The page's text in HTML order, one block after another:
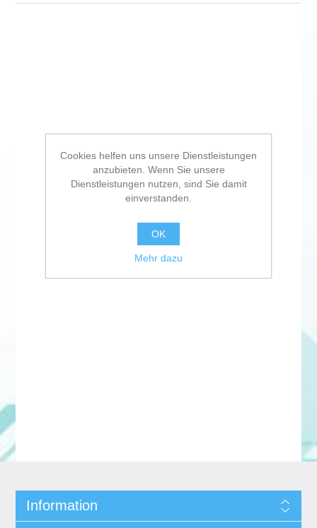
Information
Cookies helfen uns unsere Dienstleistungen
anzubieten. Wenn Sie unsere
Dienstleistungen nutzen, sind Sie damit
einverstanden.
OK
Mehr dazu